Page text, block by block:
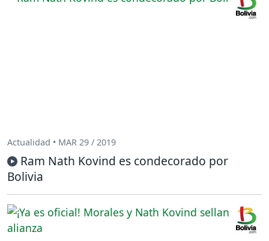
Actualidad • MAR 29 / 2019
Ram Nath Kovind es condecorado por
Bolivia